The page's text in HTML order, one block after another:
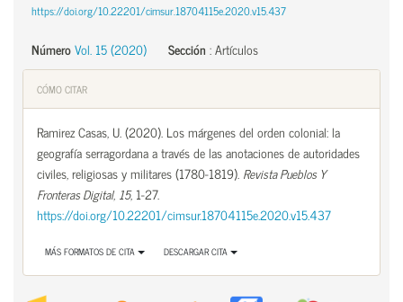
https://doi.org/10.22201/cimsur.18704115e.2020.v15.437
NúmeroVol. 15 (2020) Sección :Artículos
CÓMO CITAR
Ramirez Casas, U. (2020). Los márgenes del orden colonial: la
geografía serragordana a través de las anotaciones de autoridades
civiles, religiosas y militares (1780-1819). Revista Pueblos Y
Fronteras Digital, 15, 1-27.
https://doi.org/10.22201/cimsur.18704115e.2020.v15.437
MÁS FORMATOS DE CITA DESCARGAR CITA